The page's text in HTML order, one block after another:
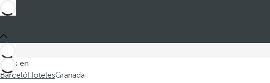
Estás en
BarcelóHotelesGranada